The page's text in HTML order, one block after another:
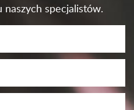
naszych specjalistów.